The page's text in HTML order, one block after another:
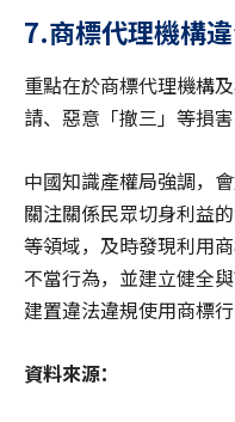
7.商標代理機構
重點在於商標代理機構
請、惡意「撤三」等損
中國知識產權局強調，
關注關係民眾切身利益
等領域，及時發現利用
不當行為，並建立健全
建置違法違規使用商標
資料來源：